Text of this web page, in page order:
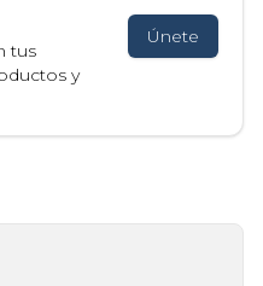
tus
y
Únete